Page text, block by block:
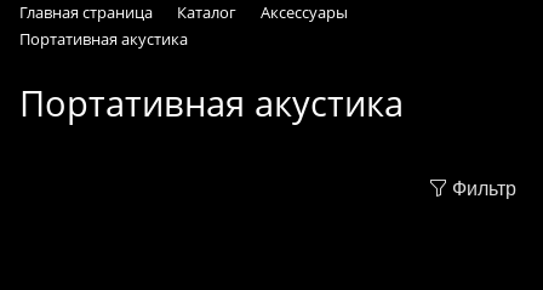
Главная страница Каталог
Аксессуары
Портативная акустика
Портативная акустика
Фильтр